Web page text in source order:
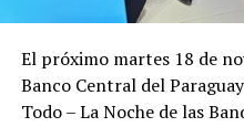
El próximo martes 18 de
Banco Central del
Todo – La Noche de las